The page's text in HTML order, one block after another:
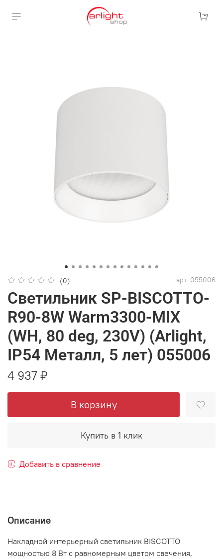
(0) арт. 055006
Светильник SP-BISCOTTO-
R90-8W Warm3300-MIX
(WH, 80 deg, 230V) (Arlight,
IP54 Металл, 5 лет) 055006
4 937 ₽
В корзину
Купить в 1 клик
Добавить в сравнение
Описание
Накладной интерьерный светильник BISCOTTO
мощностью 8 Вт с равномерным цветом свечения,